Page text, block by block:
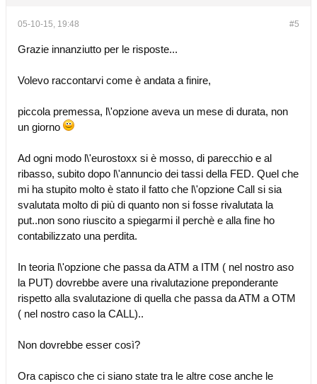
#5
05-10-15, 19:48
Grazie innanziutto per le risposte...
Volevo raccontarvi come è andata a finire,
piccola premessa, l\'opzione aveva un mese di durata, non
un giorno
Ad ogni modo l\'eurostoxx si è mosso, di parecchio e al
ribasso, subito dopo l\'annuncio dei tassi della FED. Quel che
mi ha stupito molto è stato il fatto che l\'opzione Call si sia
svalutata molto di più di quanto non si fosse rivalutata la
put..non sono riuscito a spiegarmi il perchè e alla fine ho
contabilizzato una perdita.
In teoria l\'opzione che passa da ATM a ITM ( nel nostro aso
la PUT) dovrebbe avere una rivalutazione preponderante
rispetto alla svalutazione di quella che passa da ATM a OTM
( nel nostro caso la CALL)..
Non dovrebbe esser così?
Ora capisco che ci siano state tra le altre cose anche le